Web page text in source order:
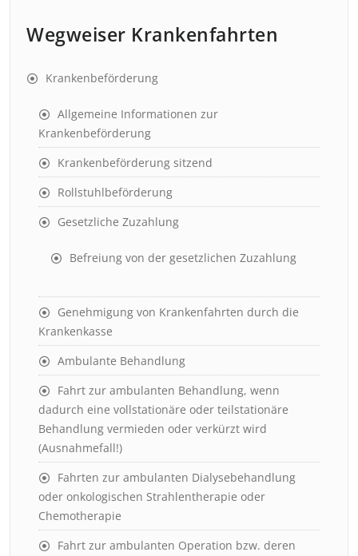
Wegweiser Krankenfahrten
Krankenbeförderung
Allgemeine Informationen zur
Krankenbeförderung
Krankenbeförderung sitzend
Rollstuhlbeförderung
Gesetzliche Zuzahlung
Befreiung von der gesetzlichen Zuzahlung
Genehmigung von Krankenfahrten durch die
Krankenkasse
Ambulante Behandlung
Fahrt zur ambulanten Behandlung, wenn
dadurch eine vollstationäre oder teilstationäre
Behandlung vermieden oder verkürzt wird
(Ausnahmefall!)
Fahrten zur ambulanten Dialysebehandlung
oder onkologischen Strahlentherapie oder
Chemotherapie
Fahrt zur ambulanten Operation bzw. deren